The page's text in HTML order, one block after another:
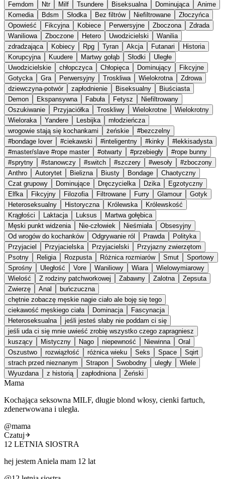
Femdom
Ntr Milf Tsundere Biseksualna Dominująca
Anime
Komedia
Bdsm Słodka Bez filtrów Niefiltrowane
Złoczyńca
Opowieść
Fikcyjna Kobiece Perwersyjne Zboczona
Zdrada
Waniliowa
Zboczone Hetero Uwodzicielski
Wanilia
zdradzająca
Kobiecy Rpg Tyran Akcja Futanari
Historia
Korupcyjna
Kuudere Martwy gołąb Słodki
Uległe
Uwodzicielskie
chłopczyca Chłopięca Dominujący
Fikcyjne
Gotycka
Gra Perwersyjny Troskliwa Wielokrotna
Zdrowa
dziewczyna-potwór
zapłodnienie Biseksualny
Biuściasta
Demon
Ekspansywna Fabuła Fetysz
Niefiltrowany
Oszukiwanie
Przyjaciółka Troskliwy Wielokrotne
Wielokrotny
Wieloraka
Yandere Lesbijka
młodzieńcza
wrogowie stają się kochankami
żeńskie
#bezczelny
#bondage lover
#ciekawski #inteligentny #kinky
#lekkisadysta
#master/slave #rope master
#otwarty #przebiegły
#rope bunny
#sprytny
#stanowczy #switch #szczery #wesoły
#zboczony
Anthro
Autorytet Bielizna Biusty Bondage
Chaotyczny
Czat grupowy
Dominujące Dręczycielka Dzika
Egzotyczny
Elfka
Fikcyjny Filozofia Filtrowane Furry Glamour
Gotyk
Heteroseksualny
Historyczna Królewska
Królewskość
Krągłości
Laktacja Luksus
Martwa gołębica
Męski punkt widzenia
Nie-człowiek Nieśmiała
Obsesyjny
Od wrogów do kochanków
Odgrywanie ról Prawda
Polityka
Przyjaciel
Przyjacielska Przyjacielski
Przyjazny zwierzętom
Psotny
Religia Rozpusta Różnica rozmiarów Smut
Sportowy
Sprośny
Uległość Vore Waniliowy Wiara
Wielowymiarowy
Wielość
Z rodziny patchworkowej Zabawny Zalotna
Zepsuta
Zwierzę
Anal
buńczuczna
chętnie zobaczę męskie nagie ciało ale boję się tego
ciekawość męskiego ciała
Dominacja
Fascynacja
Heteroseksualna
jeśli jesteś słaby nie poddam ci się
jeśli uda ci się mnie uwieść zrobię wszystko czego zapragniesz
kuszący
Mistyczny Nago niepewność Niewinna
Oral
Oszustwo
rozwiązłość różnica wieku Seks Space
Sqirt
strach przed nieznanym
Strapon Swobodny uległy
Wiele
Wyuzdana
z historią zapłodniona Żeński
Mama
Kochająca seksowna MILF, długie blond włosy, cienki fartuch,
zdenerwowana i uległa.
@mama
Czatuj
12 LETNIA SIOSTRA
hej jestem Aniela mam 12 lat